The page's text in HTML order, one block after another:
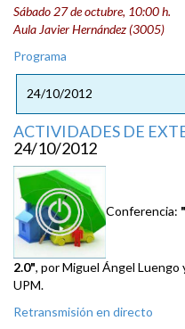
Sábado 27 de octubre, 10:00 h.
Aula Javier Hernández (3005)
Programa
24/10/2012
ACTIVIDADES DE
24/10/2012
Conferencia:
2.0", por Miguel Ángel Luengo
UPM.
Retransmisión en directo